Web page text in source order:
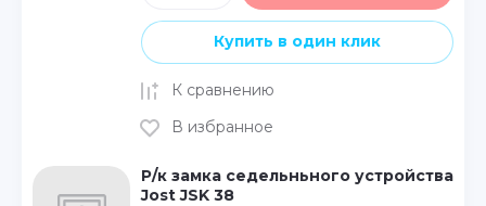
Купить в один клик
К сравнению
В избранное
Р/к замка седельньного устройства
Jost JSK 38